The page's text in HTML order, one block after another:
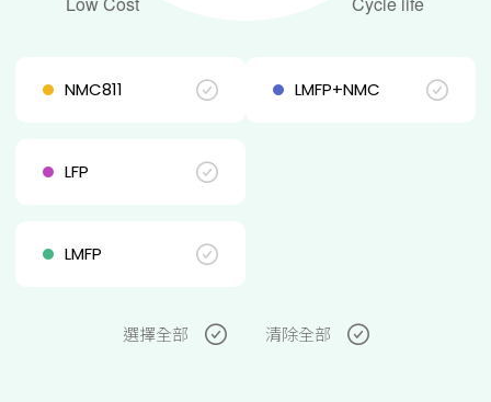
NMC811
LFP
LMFP
LMFP+NMC
選擇全部 清除全部